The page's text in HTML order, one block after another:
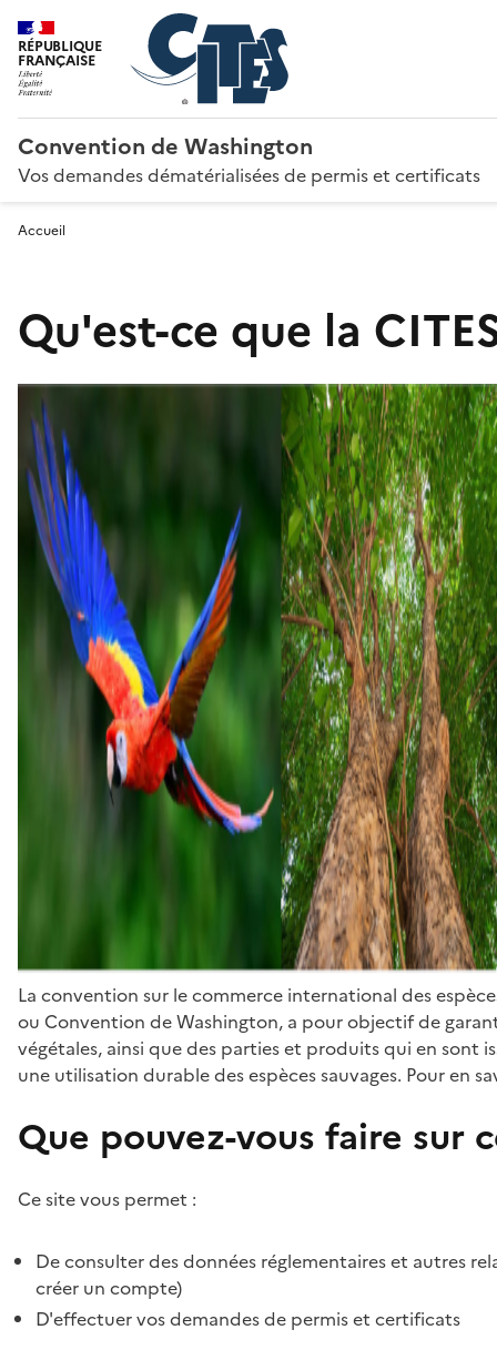
RÉPUBLIQUE
FRANÇAISE
Convention de Washington
Vos demandes dématérialisées de permis et certificats
Accueil
Qu'est-ce que la
La convention sur le commerce international des
ou Convention de Washington, a pour objectif de
végétales, ainsi que des parties et produits qui en sont
une utilisation durable des espèces sauvages. Pour en
Que pouvez-vous faire sur
Ce site vous permet :
De consulter des données réglementaires et autres
créer un compte)
D'effectuer vos demandes de permis et certificats